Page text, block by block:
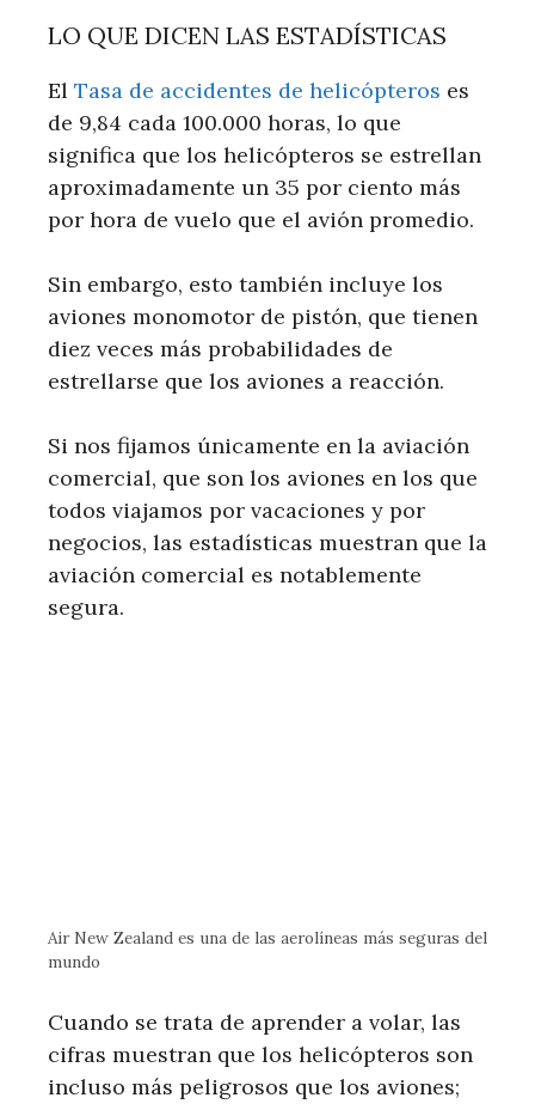
LO QUE DICEN LAS ESTADÍSTICAS
El Tasa de accidentes de helicópteros es
de 9,84 cada 100.000 horas, lo que
significa que los helicópteros se estrellan
aproximadamente un 35 por ciento más
por hora de vuelo que el avión promedio.
Sin embargo, esto también incluye los
aviones monomotor de pistón, que tienen
diez veces más probabilidades de
estrellarse que los aviones a reacción.
Si nos fijamos únicamente en la aviación
comercial, que son los aviones en los que
todos viajamos por vacaciones y por
negocios, las estadísticas muestran que la
aviación comercial es notablemente
segura.
Air New Zealand es una de las aerolíneas más seguras del
mundo
Cuando se trata de aprender a volar, las
cifras muestran que los helicópteros son
incluso más peligrosos que los aviones;